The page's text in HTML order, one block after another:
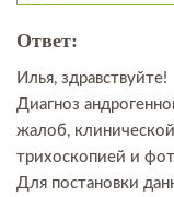
Ответ:
Илья, здравствуйте!
Диагноз
жалоб,
трихоскопией и
Для постановки